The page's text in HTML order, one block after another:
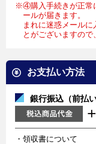
※④購入手続きが正常
ールが届きます。
まれに迷惑メール
とがございますので
お支払い方法
銀行振込（前払い
・領収書について